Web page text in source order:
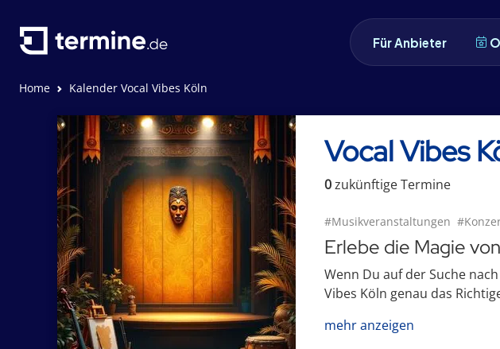
Für Anbieter
Home Kalender Vocal Vibes Köln
Vocal Vibes
0zukünftigeTermine
#Musikveranstaltungen
Erlebe die Magie
Wenn Du auf der Suche
Vibes Köln genau das
mehr anzeigen